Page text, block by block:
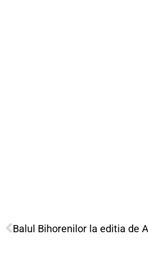
Balul Bihorenilor la editia de